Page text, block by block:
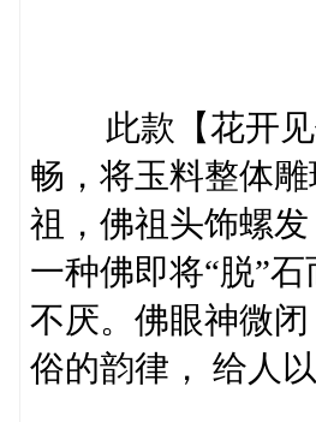
此款【花开见
畅，将玉料整体
祖，佛祖头饰螺
一种佛即将“脱”
不厌。佛眼神微
俗的韵律， 给人